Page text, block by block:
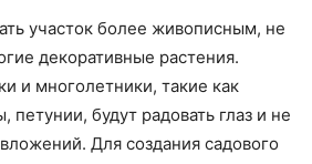
участок более живописным, не
декоративные растения.
и многолетники, такие как
петунии, будут радовать глаз и не
Для создания садового